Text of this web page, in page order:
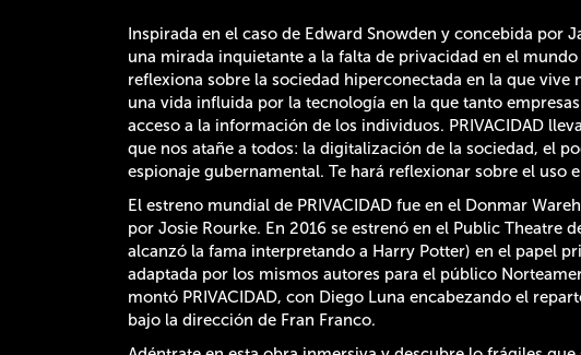
Inspirada en el caso de Edward Snowden y concebida por
una mirada inquietante a la falta de privacidad en el
reflexiona sobre la sociedad hiperconectada en la que
una vida influida por la tecnología en la que tanto
acceso a la información de los individuos. PRIVACIDAD
que nos atañe a todos: la digitalización de la sociedad, el
espionaje gubernamental. Te hará reflexionar sobre el uso
El estreno mundial de PRIVACIDAD fue en el Donmar
por Josie Rourke. En 2016 se estrenó en el Public Theatre
alcanzó la fama interpretando a Harry Potter) en el papel
adaptada por los mismos autores para el público
montó PRIVACIDAD, con Diego Luna encabezando el
bajo la dirección de Fran Franco.